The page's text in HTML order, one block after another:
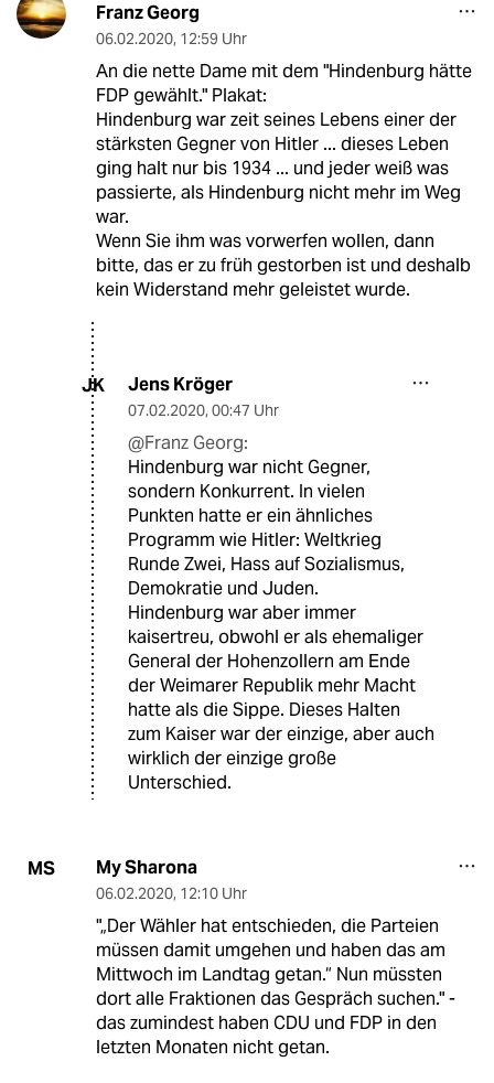
Franz Georg
06.02.2020, 12:59 Uhr
An die nette Dame mit dem "Hindenburg hätte
FDP gewählt." Plakat:
Hindenburg war zeit seines Lebens einer der
stärksten Gegner von Hitler ... dieses Leben
ging halt nur bis 1934 ... und jeder weiß was
passierte, als Hindenburg nicht mehr im Weg
war.
Wenn Sie ihm was vorwerfen wollen, dann
bitte, das er zu früh gestorben ist und deshalb
kein Widerstand mehr geleistet wurde.
JK Jens Kröger
07.02.2020, 00:47 Uhr
@Franz Georg:
Hindenburg war nicht Gegner,
sondern Konkurrent. In vielen
Punkten hatte er ein ähnliches
Programm wie Hitler: Weltkrieg
Runde Zwei, Hass auf Sozialismus,
Demokratie und Juden.
Hindenburg war aber immer
kaisertreu, obwohl er als ehemaliger
General der Hohenzollern am Ende
der Weimarer Republik mehr Macht
hatte als die Sippe. Dieses Halten
zum Kaiser war der einzige, aber auch
wirklich der einzige große
Unterschied.
MS My Sharona
06.02.2020, 12:10 Uhr
"„Der Wähler hat entschieden, die Parteien
müssen damit umgehen und haben das am
Mittwoch im Landtag getan.“ Nun müssten
dort alle Fraktionen das Gespräch suchen." -
das zumindest haben CDU und FDP in den
letzten Monaten nicht getan.